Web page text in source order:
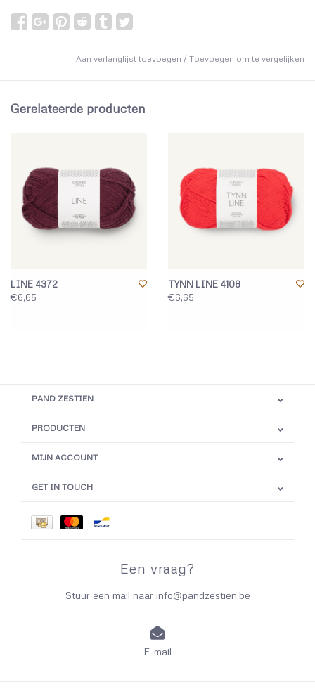
Aan verlanglijst toevoegen / Toevoegen om te vergelijken
Gerelateerde producten
LINE 4372
€6,65
TYNN LINE 4108
€6,65
PAND ZESTIEN
PRODUCTEN
MIJN ACCOUNT
GET IN TOUCH
Een vraag?
Stuur een mail naar info@pandzestien.be
E-mail